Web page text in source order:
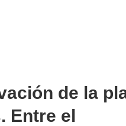
de la
Entre el